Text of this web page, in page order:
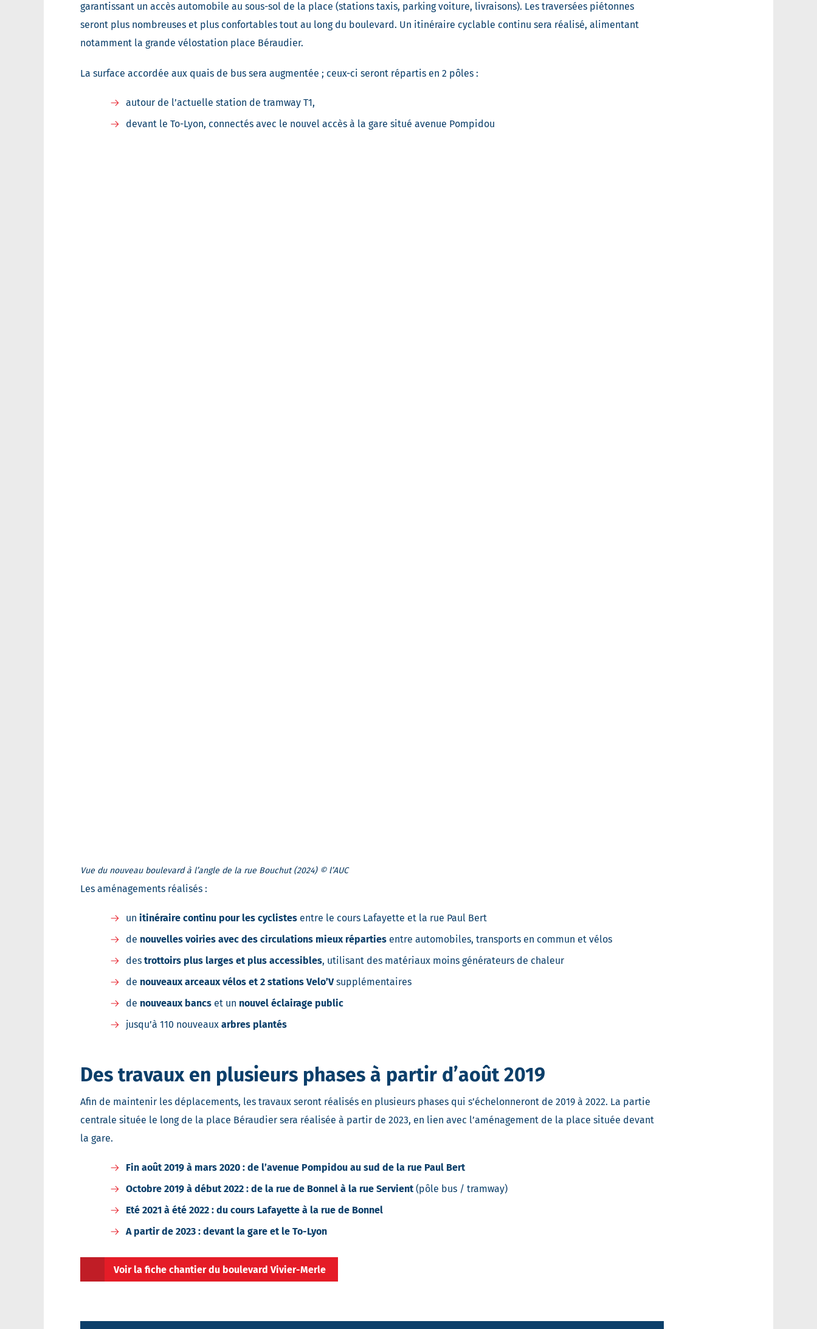
garantissant un accès automobile au sous-sol de la place (stations taxis, parking voiture, livraisons). Les traversées piétonnes
seront plus nombreuses et plus confortables tout au long du boulevard. Un itinéraire cyclable continu sera réalisé, alimentant
notamment la grande vélostation place Béraudier.
La surface accordée aux quais de bus sera augmentée ; ceux-ci seront répartis en 2 pôles :
autour de l’actuelle station de tramway T1,
devant le To-Lyon, connectés avec le nouvel accès à la gare situé avenue Pompidou
Vue du nouveau boulevard à l’angle de la rue Bouchut (2024) © l’AUC
Les aménagements réalisés :
un itinéraire continu pour les cyclistes entre le cours Lafayette et la rue Paul Bert
de nouvelles voiries avec des circulations mieux réparties entre automobiles, transports en commun et vélos
des trottoirs plus larges et plus accessibles, utilisant des matériaux moins générateurs de chaleur
de nouveaux arceaux vélos et 2 stations Velo’Vsupplémentaires
de nouveaux bancs et un nouvel éclairage public
jusqu’à 110 nouveaux arbres plantés
Des travaux en plusieurs phases à partir d’août 2019
Afin de maintenir les déplacements, les travaux seront réalisés en plusieurs phases qui s’échelonneront de 2019 à 2022. La partie
centrale située le long de la place Béraudier sera réalisée à partir de 2023, en lien avec l’aménagement de la place située devant
la gare.
Fin août 2019 à mars 2020 : de l’avenue Pompidou au sud de la rue Paul Bert
Octobre 2019 à début 2022 : de la rue de Bonnel à la rue Servient(pôle bus / tramway)
Eté 2021 à été 2022 : du cours Lafayette à la rue de Bonnel
A partir de 2023 : devant la gare et le To-Lyon
Voir la fiche chantier du boulevard Vivier-Merle